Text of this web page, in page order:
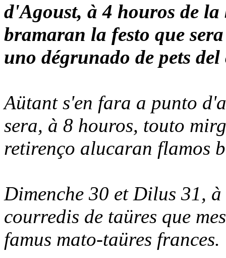
d'Agoust, à 4 houros de la
bramaran la festo que
uno dégrunado de pets
Aütant s'en fara a punto
sera, à 8 houros, touto
retirenço alucaran flamos
Dimenche 30 et Dilus 31,
courredis de taüres que
famus mato-taüres frances.